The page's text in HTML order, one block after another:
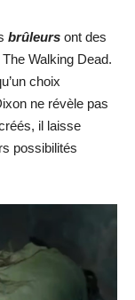
brûleurs ont des
Walking Dead.
choix
ne révèle pas
il laisse
possibilités